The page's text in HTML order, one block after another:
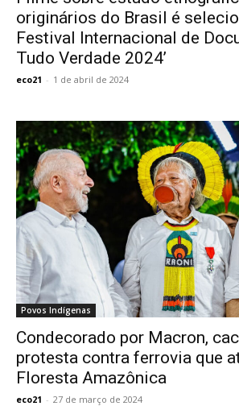
originários do Brasil é
Festival Internacional de
Tudo Verdade 2024’
eco21 - 1 de abril de 2024
Povos Indígenas
Condecorado por Macron,
protesta contra ferrovia que
Floresta Amazônica
eco21 - 27 de março de 2024